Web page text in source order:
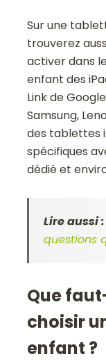
Sur une
trouverez
activer dans
enfant des
Link de
Samsung,
des tablettes
spécifiques
dédié et
Lire aussi :
questions
Que
choisir
enfant ?